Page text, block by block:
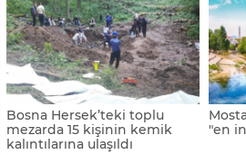
Bosna Hersek’teki toplu
mezarda 15 kişinin kemik
kalıntılarına ulaşıldı
"en